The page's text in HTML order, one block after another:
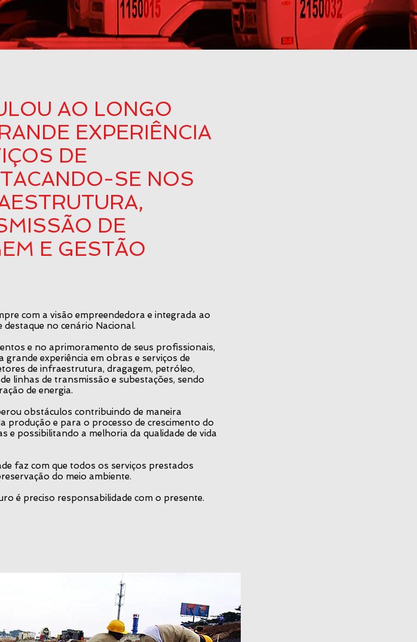
AO LONGO
EXPERIÊNCIA
DE
SE NOS
DE
E GESTÃO
com a visão empreendedora e integrada ao
no cenário Nacional.
e no aprimoramento de seus profissionais,
experiência em obras e serviços de
de infraestrutura, dragagem, petróleo,
linhas de transmissão e subestações, sendo
de energia.
obstáculos contribuindo de maneira
produção e para o processo de crescimento do
e possibilitando a melhoria da qualidade de vida
faz com que todos os serviços prestados
do meio ambiente.
é preciso responsabilidade com o presente.